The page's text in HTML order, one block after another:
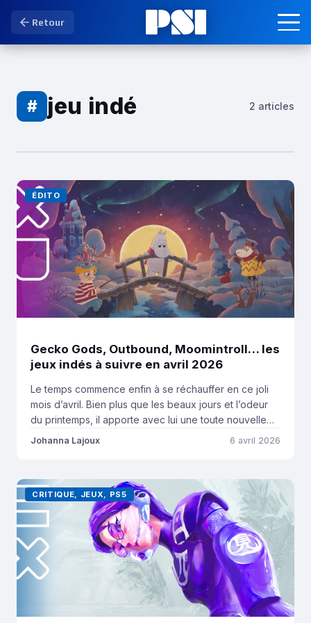
Retour
# jeu indé 2 articles
ÉDITO
Gecko Gods, Outbound, Moomintroll… les
jeux indés à suivre en avril 2026
Le temps commence enfin à se réchauffer en ce joli
mois d’avril. Bien plus que les beaux jours et l’odeur
du printemps, il apporte avec lui une toute nouvelle
sélection de jeux indépendants à découvrir ces
restaurant de grand-mère, […]
Johanna Lajoux 6 avril 2026
CRITIQUE, JEUX, PS5